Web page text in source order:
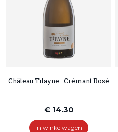
Château Tifayne · Crémant Rosé
€ 14.30
In winkelwagen